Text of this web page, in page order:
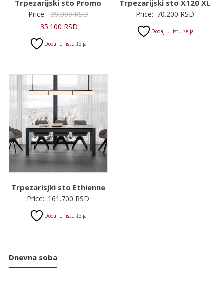
Trpezarijski sto Promo
Price: 39.800RSDOriginalna
35.100 RSDTrenutna
Dodaj u listu želja
Trpezarijski sto X120 XL
Price: 70.200 RSD
Dodaj u listu želja
Trpezarisjki sto Ethienne
Price: 161.700 RSD
Dodaj u listu želja
Dnevna soba